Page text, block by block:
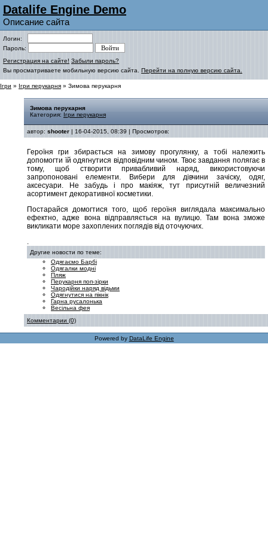
Datalife Engine Demo
Описание сайта
Логин:
Пароль:
Регистрация на сайте! Забыли пароль?
Вы просматриваете мобильную версию сайта. Перейти на полную версию сайта.
Ігри » Ігри перукарня » Зимова перукарня
Зимова перукарня
Категория: Ігри перукарня
автор: shooter | 16-04-2015, 08:39 | Просмотров:
Героїня гри збирається на зимову прогулянку, а тобі належить
допомогти їй одягнутися відповідним чином. Твоє завдання полягає в
тому, щоб створити привабливий наряд, використовуючи
запропоновані елементи. Вибери для дівчини зачіску, одяг,
аксесуари. Не забудь і про макіяж, тут присутній величезний
асортимент декоративної косметики.
Постарайся домогтися того, щоб героїня виглядала максимально
ефектно, адже вона відправляється на вулицю. Там вона зможе
викликати море захоплених поглядів від оточуючих.
.
Другие новости по теме:
Одягаємо Барбі
Одягалки модні
Пляж
Перукарня поп-зірки
Чародійки наряд відьми
Одягнутися на пікнік
Гарна русалонька
Весільна фея
Комментарии (0)
Powered by DataLife Engine